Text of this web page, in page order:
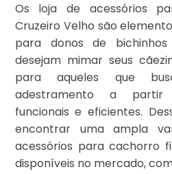
Os loja de acessórios
Cruzeiro Velho são
para donos de
desejam mimar seus
para aqueles que
adestramento a partir
funcionais e eficientes.
encontrar uma ampla
acessórios para cachorro
disponíveis no mercado,